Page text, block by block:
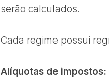
serão calculados.
Cada regime possui
Alíquotas de impostos: